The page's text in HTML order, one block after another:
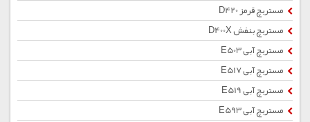
مستربچ قرمز D420
مستربچ بنفش D400X
مستربچ آبی E503
مستربچ آبی E517
مستربچ آبی E519
مستربچ آبی E593